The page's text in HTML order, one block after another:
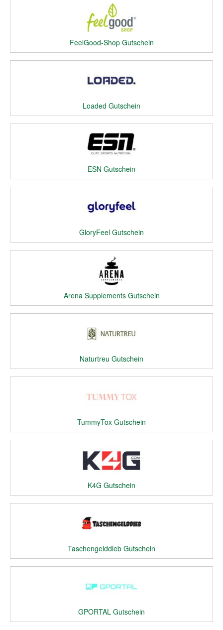
FeelGood-Shop Gutschein
Loaded Gutschein
ESN Gutschein
GloryFeel Gutschein
Arena Supplements Gutschein
Naturtreu Gutschein
TummyTox Gutschein
K4G Gutschein
Taschengelddieb Gutschein
GPORTAL Gutschein